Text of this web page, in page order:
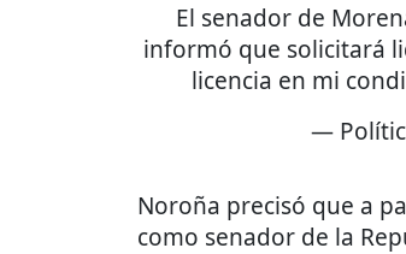
El senador de
informó que solicitará
licencia en mi
—
Noroña precisó que a
como senador de la